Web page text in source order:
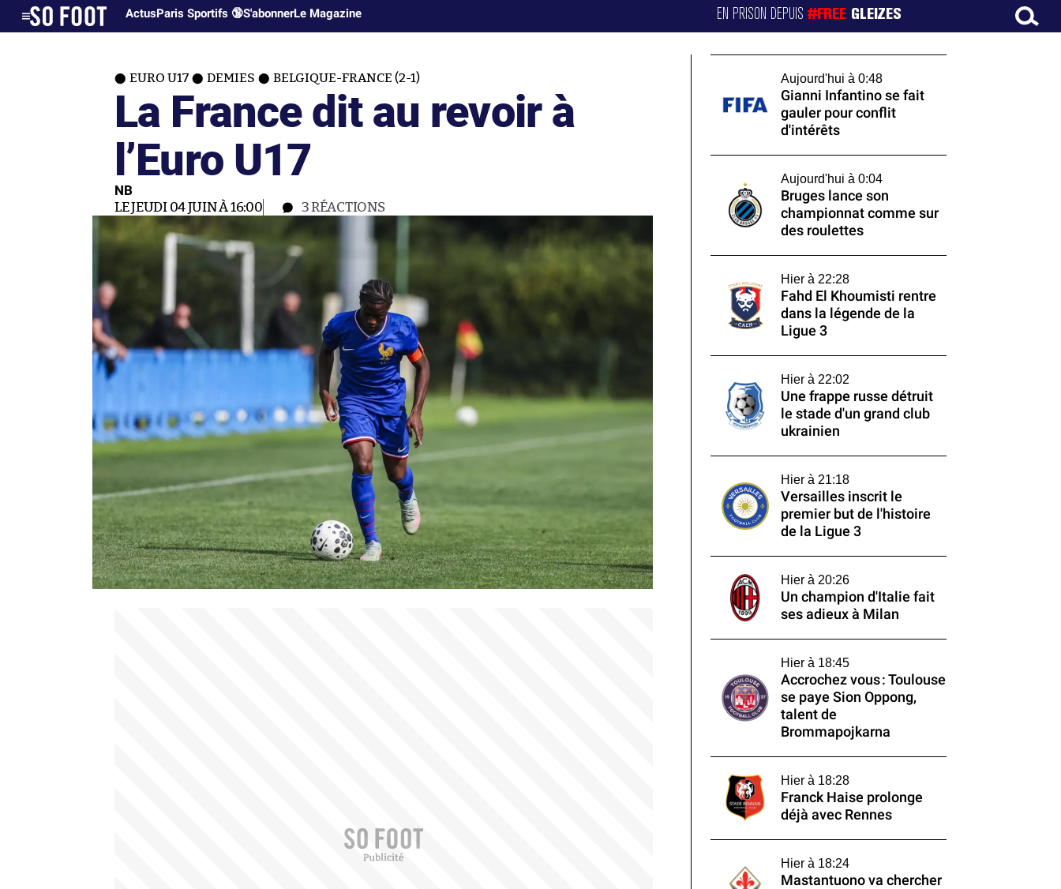
ActusParis Sportifs 🔞S'abonnerLe Magazine EN PRISON DEPUIS#FREE GLEIZES
EURO U17 DEMIES BELGIQUE-FRANCE (2-1)
La France dit au revoir à
l’Euro U17
NB
LE JEUDI 04 JUIN À 16:00 3RÉACTIONS
Aujourd'hui à 0:48
Gianni Infantino se fait
gauler pour conflit
d'intérêts
Aujourd'hui à 0:04
Bruges lance son
championnat comme sur
des roulettes
Hier à 22:28
Fahd El Khoumisti rentre
dans la légende de la
Ligue 3
Hier à 22:02
Une frappe russe détruit
le stade d'un grand club
ukrainien
Hier à 21:18
Versailles inscrit le
premier but de l'histoire
de la Ligue 3
Hier à 20:26
Un champion d'Italie fait
ses adieux à Milan
Hier à 18:45
Accrochez vous : Toulouse
se paye Sion Oppong,
talent de
Brommapojkarna
Hier à 18:28
Franck Haise prolonge
déjà avec Rennes
Hier à 18:24
Mastantuono va chercher